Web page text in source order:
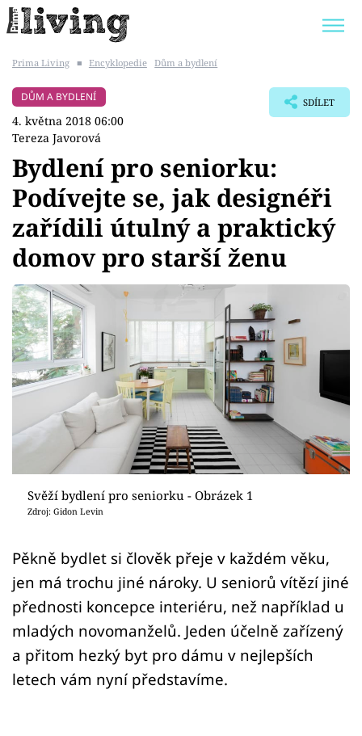
BYDLENÍ SLAVNÝCH
Témata
Bydlení
Zahrada
Design
Sledujte prima+
Přihlášení
Sledujte nás
Prima Living ■ Encyklopedie Dům a bydlení
DŮM A BYDLENÍ
4. května 2018 06:00
Tereza Javorová
SDÍLET
Bydlení pro seniorku:
Podívejte se, jak designéři
zařídili útulný a praktický
domov pro starší ženu
Svěží bydlení pro seniorku - Obrázek 1
Zdroj: Gidon Levin
Pěkně bydlet si člověk přeje v každém věku,
jen má trochu jiné nároky. U seniorů vítězí jiné
přednosti koncepce interiéru, než například u
mladých novomanželů. Jeden účelně zařízený
a přitom hezký byt pro dámu v nejlepších
letech vám nyní představíme.